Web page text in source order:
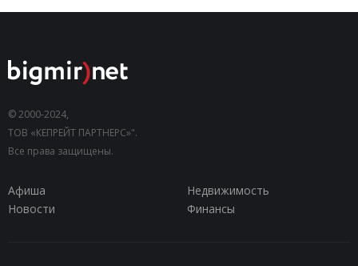
© 2000-2024,
ТОВ «КЕПРЕЙТ ПАРТНЕРС»".
Все права защищены.
Афиша
Недвижимость
Новости
Финансы